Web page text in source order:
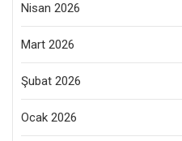
Nisan 2026
Mart 2026
Şubat 2026
Ocak 2026